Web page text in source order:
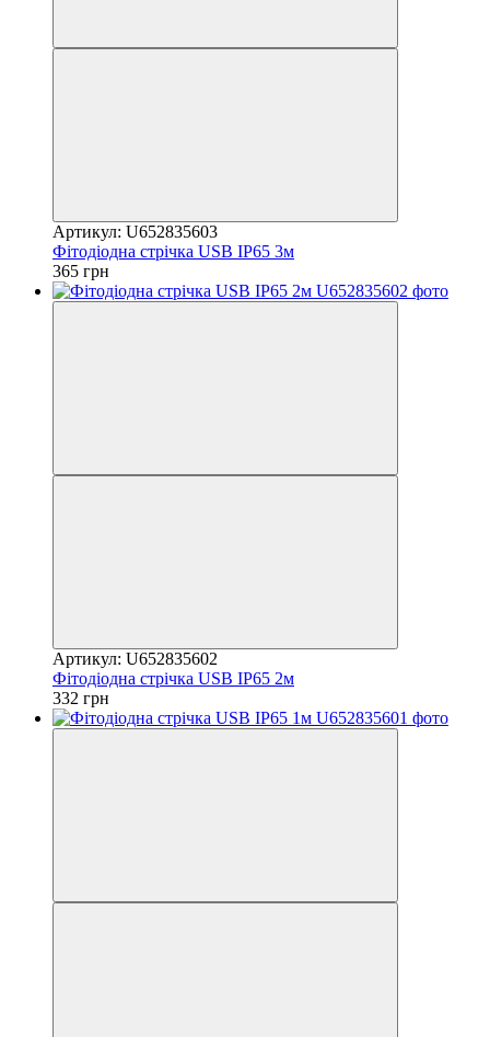
Артикул: U652835603
Фітодіодна стрічка USB IP65 3м
365 грн
Артикул: U652835602
Фітодіодна стрічка USB IP65 2м
332 грн